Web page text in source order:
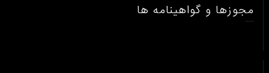
مجوزها و گواهینامه ها